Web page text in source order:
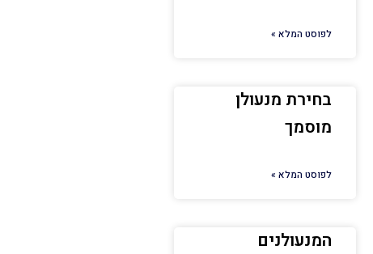
לפוסט המלא »
בחירת מנעולן
מוסמך
לפוסט המלא »
המנעולנים